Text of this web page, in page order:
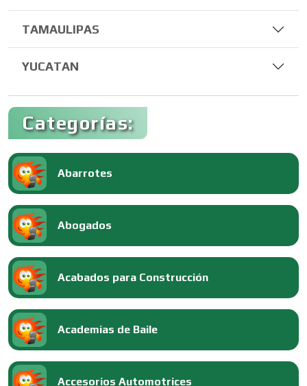
TAMAULIPAS
YUCATAN
Categorías:
Abarrotes
Abogados
Acabados para Construcción
Academias de Baile
Accesorios Automotrices